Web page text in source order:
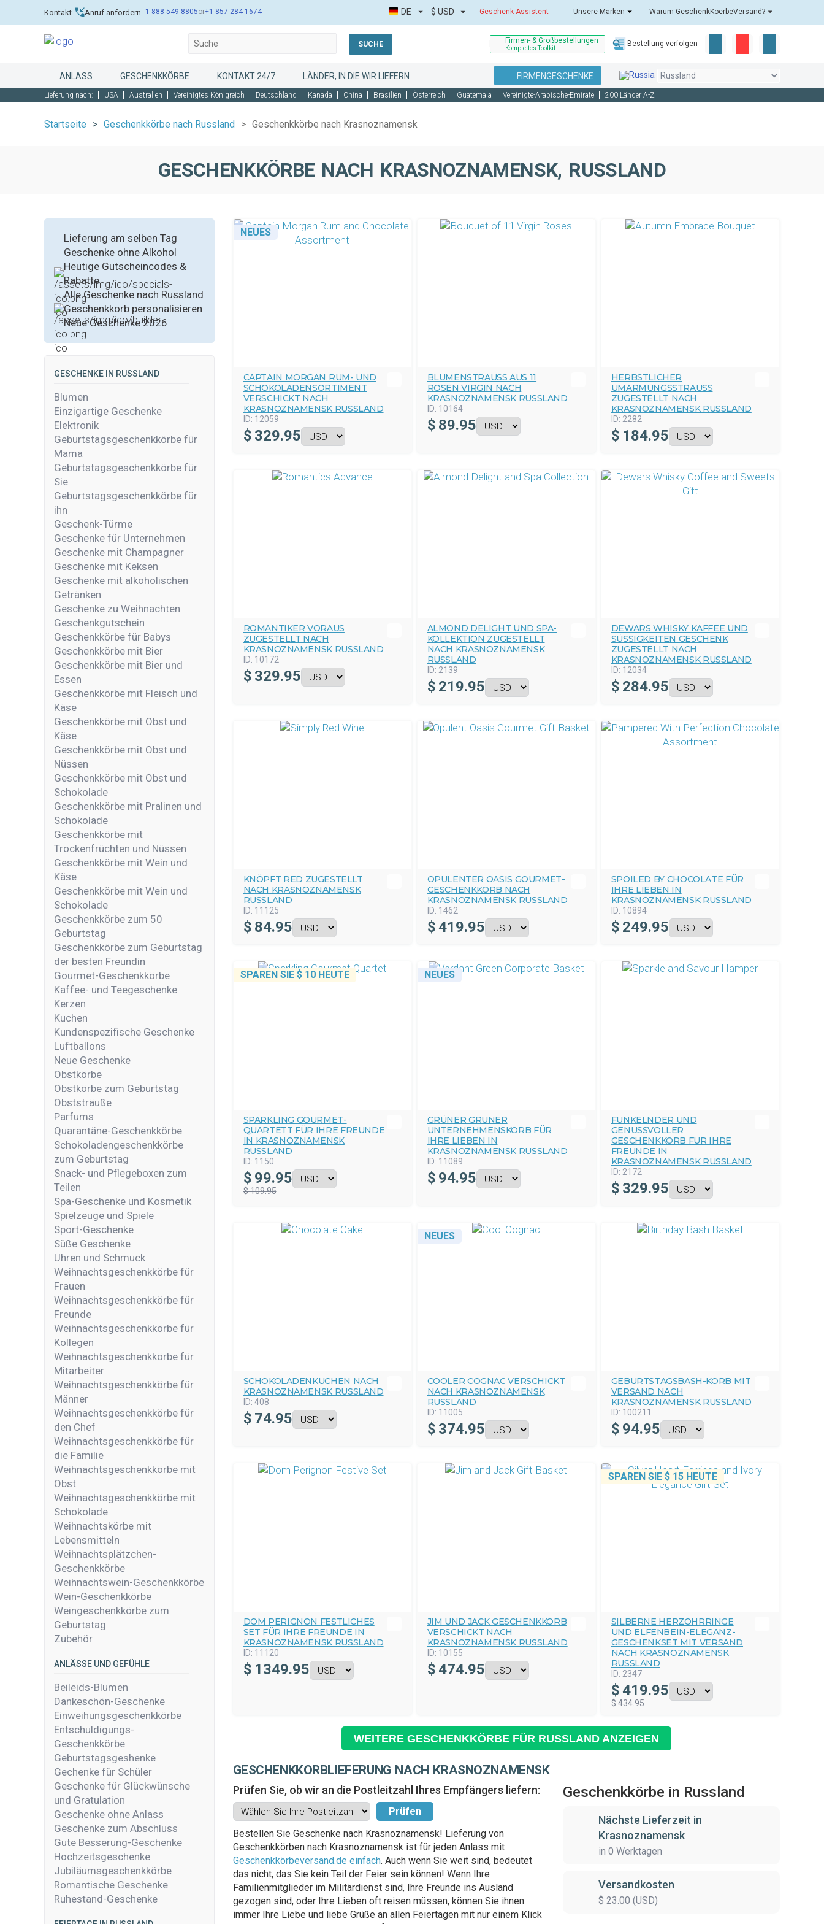
Kontakt Anruf anfordern 1-888-549-8805or+1-857-284-1674 Geschenk-Assistent Unsere Marken Warum GeschenkKoerbeVersand?
DE $ USD
SUCHE Firmen- & Großbestellungen
Komplettes Toolkit
Bestellung verfolgen
ANLASS GESCHENKKÖRBE KONTAKT 24/7 LÄNDER, IN DIE WIR LIEFERN FIRMENGESCHENKE
Lieferung nach: USA Australien Vereinigtes Königreich Deutschland Kanada China Brasilien Österreich Guatemala Vereinigte-Arabische-Emirate 200 Länder A-Z
Startseite Geschenkkörbe nach Russland Geschenkkörbe nach Krasnoznamensk
GESCHENKKÖRBE NACH KRASNOZNAMENSK, RUSSLAND
Lieferung am selben Tag
Geschenke ohne Alkohol
Heutige Gutscheincodes &
Rabatte
Alle Geschenke nach Russland
Geschenkkorb personalisieren
Neue Geschenke 2026
GESCHENKE IN RUSSLAND
Blumen
Einzigartige Geschenke
Elektronik
Geburtstagsgeschenkkörbe für
Mama
Geburtstagsgeschenkkörbe für
Sie
Geburtstagsgeschenkkörbe für
ihn
Geschenk-Türme
Geschenke für Unternehmen
Geschenke mit Champagner
Geschenke mit Keksen
Geschenke mit alkoholischen
Getränken
Geschenke zu Weihnachten
Geschenkgutschein
Geschenkkörbe für Babys
Geschenkkörbe mit Bier
Geschenkkörbe mit Bier und
Essen
Geschenkkörbe mit Fleisch und
Käse
Geschenkkörbe mit Obst und
Käse
Geschenkkörbe mit Obst und
Nüssen
Geschenkkörbe mit Obst und
Schokolade
Geschenkkörbe mit Pralinen und
Schokolade
Geschenkkörbe mit
Trockenfrüchten und Nüssen
Geschenkkörbe mit Wein und
Käse
Geschenkkörbe mit Wein und
Schokolade
Geschenkkörbe zum 50
Geburtstag
Geschenkkörbe zum Geburtstag
der besten Freundin
Gourmet-Geschenkkörbe
Kaffee- und Teegeschenke
Kerzen
Kuchen
Kundenspezifische Geschenke
Luftballons
Neue Geschenke
Obstkörbe
Obstkörbe zum Geburtstag
Obststräuße
Parfums
Quarantäne-Geschenkkörbe
Schokoladengeschenkkörbe
zum Geburtstag
Snack- und Pflegeboxen zum
Teilen
Spa-Geschenke und Kosmetik
Spielzeuge und Spiele
Sport-Geschenke
Süße Geschenke
Uhren und Schmuck
Weihnachtsgeschenkkörbe für
Frauen
Weihnachtsgeschenkkörbe für
Freunde
Weihnachtsgeschenkkörbe für
Kollegen
Weihnachtsgeschenkkörbe für
Mitarbeiter
Weihnachtsgeschenkkörbe für
Männer
Weihnachtsgeschenkkörbe für
den Chef
Weihnachtsgeschenkkörbe für
die Familie
Weihnachtsgeschenkkörbe mit
Obst
Weihnachtsgeschenkkörbe mit
Schokolade
Weihnachtskörbe mit
Lebensmitteln
Weihnachtsplätzchen-
Geschenkkörbe
Weihnachtswein-Geschenkkörbe
Wein-Geschenkkörbe
Weingeschenkkörbe zum
Geburtstag
Zubehör
ANLÄSSE UND GEFÜHLE
Beileids-Blumen
Dankeschön-Geschenke
Einweihungsgeschenkkörbe
Entschuldigungs-
Geschenkkörbe
Geburtstagsgeshenke
Gechenke für Schüler
Geschenke für Glückwünsche
und Gratulation
Geschenke ohne Anlass
Geschenke zum Abschluss
Gute Besserung-Geschenke
Hochzeitsgeschenke
Jubiläumsgeschenkkörbe
Romantische Geschenke
Ruhestand-Geschenke
NEUES
CAPTAIN MORGAN RUM- UND
SCHOKOLADENSORTIMENT
VERSCHICKT NACH
KRASNOZNAMENSK RUSSLAND
ID: 12059
$ 329.95
BLUMENSTRAUSS AUS 11 R
OSEN VIRGIN NACH K
RASNOZNAMENSK RUSSLAND
ID: 10164
$ 89.95
HERBSTLICHER
UMARMUNGSSTRAUSS Z
UGESTELLT NACH K
RASNOZNAMENSK RUSSLAND
ID: 2282
$ 184.95
ROMANTIKER VORAUS
ZUGESTELLT NACH
KRASNOZNAMENSK RUSSLAND
ID: 10172
$ 329.95
ALMOND DELIGHT UND SPA-
KOLLEKTION ZUGESTELLT
NACH KRASNOZNAMENSK
RUSSLAND
ID: 2139
$ 219.95
DEWARS WHISKY KAFFEE UND
SÜSSIGKEITEN GESCHENK Z
UGESTELLT NACH K
RASNOZNAMENSK RUSSLAND
ID: 12034
$ 284.95
KNÖPFT RED ZUGESTELLT
NACH KRASNOZNAMENSK
RUSSLAND
ID: 11125
$ 84.95
OPULENTER OASIS GOURMET-
GESCHENKKORB NACH
KRASNOZNAMENSK RUSSLAND
ID: 1462
$ 419.95
SPOILED BY CHOCOLATE FÜR
IHRE LIEBEN IN
KRASNOZNAMENSK RUSSLAND
ID: 10894
$ 249.95
SPAREN SIE $ 10HEUTE
SPARKLING GOURMET-
QUARTETT FÜR IHRE FREUNDE
IN KRASNOZNAMENSK
RUSSLAND
ID: 1150
$ 99.95
$ 109.95
NEUES
GRÜNER GRÜNER
UNTERNEHMENSKORB FÜR
IHRE LIEBEN IN
KRASNOZNAMENSK RUSSLAND
ID: 11089
$ 94.95
FUNKELNDER UND
GENUSSVOLLER
GESCHENKKORB FÜR IHRE
FREUNDE IN
KRASNOZNAMENSK RUSSLAND
ID: 2172
$ 329.95
SCHOKOLADENKUCHEN NACH
KRASNOZNAMENSK RUSSLAND
ID: 408
$ 74.95
NEUES
COOLER COGNAC VERSCHICKT
NACH KRASNOZNAMENSK
RUSSLAND
ID: 11005
$ 374.95
GEBURTSTAGSBASH-KORB MIT
VERSAND NACH
KRASNOZNAMENSK RUSSLAND
ID: 100211
$ 94.95
DOM PERIGNON FESTLICHES
SET FÜR IHRE FREUNDE IN
KRASNOZNAMENSK RUSSLAND
ID: 11120
$ 1349.95
JIM UND JACK GESCHENKKORB
VERSCHICKT NACH
KRASNOZNAMENSK RUSSLAND
ID: 10155
$ 474.95
SPAREN SIE $ 15HEUTE
SILBERNE HERZOHRRINGE
UND ELFENBEIN-ELEGANZ-
GESCHENKSET MIT VERSAND
NACH KRASNOZNAMENSK
RUSSLAND
ID: 2347
$ 419.95
$ 434.95
WEITERE GESCHENKKÖRBE FÜR RUSSLAND ANZEIGEN
GESCHENKKORBLIEFERUNG NACH KRASNOZNAMENSK
Prüfen Sie, ob wir an die Postleitzahl Ihres Empfängers liefern:
Bestellen Sie Geschenke nach Krasnoznamensk! Lieferung von
Geschenkkörben nach Krasnoznamensk ist für jeden Anlass mit
Geschenkkörbeversand.de einfach. Auch wenn Sie weit sind, bedeutet
das nicht, das Sie kein Teil der Feier sein können! Wenn Ihre
Familienmitglieder im Militärdienst sind, Ihre Freunde ins Ausland
gezogen sind, oder Ihre Lieben oft reisen müssen, können Sie ihnen
immer Ihre Liebe und liebe Grüße an allen Feiertagen mit nur einem Klick
Geschenkkörbe in Russland
Nächste Lieferzeit in
Krasnoznamensk
in 0 Werktagen
Versandkosten
$ 23.00 (USD)